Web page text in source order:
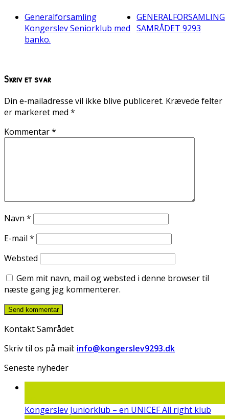
Generalforsamling
Kongerslev Seniorklub med
banko.
GENERALFORSAMLING
SAMRÅDET 9293
Skriv et svar
Din e-mailadresse vil ikke blive publiceret. Krævede felter
er markeret med *
Kommentar*
Navn *
E-mail *
Websted
Gem mit navn, mail og websted i denne browser til
næste gang jeg kommenterer.
Kontakt Samrådet
Skriv til os på mail: info@kongerslev9293.dk
Seneste nyheder
Kongerslev Juniorklub – en UNICEF All right klub